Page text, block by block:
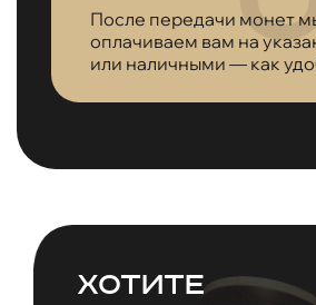
После передачи монет
оплачиваем вам на
или наличными — как
Хотите